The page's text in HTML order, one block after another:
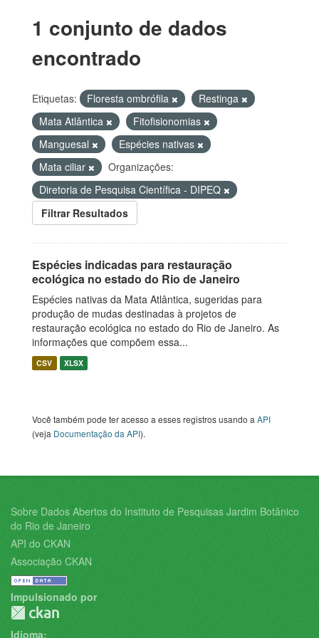
1 conjunto de dados
encontrado
Etiquetas: Floresta ombrófila
Restinga
Mata Atlântica
Fitofisionomias
Manguesal
Espécies nativas
Mata ciliar
Organizações:
Diretoria de Pesquisa Científica - DIPEQ
Filtrar Resultados
Espécies indicadas para restauração
ecológica no estado do Rio de Janeiro
Espécies nativas da Mata Atlântica, sugeridas para
produção de mudas destinadas à projetos de
restauração ecológica no estado do Rio de Janeiro. As
informações que compõem essa...
CSV XLSX
Você também pode ter acesso a esses registros usando a API
(veja Documentação da API).
Sobre Dados Abertos do Instituto de Pesquisas Jardim Botânico
do Rio de Janeiro
API do CKAN
Associação CKAN
Impulsionado por
Idioma